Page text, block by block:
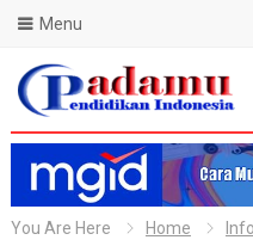
Blog Padamu
Menu
You Are Here Home